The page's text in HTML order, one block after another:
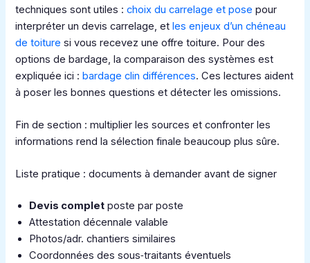
techniques sont utiles :choix du carrelage et pose pour
interpréter un devis carrelage, etles enjeux d’un chéneau
de toiture si vous recevez une offre toiture. Pour des
options de bardage, la comparaison des systèmes est
expliquée ici :bardage clin différences. Ces lectures aident
à poser les bonnes questions et détecter les omissions.
Fin de section : multiplier les sources et confronter les
informations rend la sélection finale beaucoup plus sûre.
Liste pratique : documents à demander avant de signer
Devis complet poste par poste
Attestation décennale valable
Photos/adr. chantiers similaires
Coordonnées des sous‑traitants éventuels